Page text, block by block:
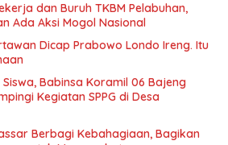
dan Buruh TKBM Pelabuhan,
Ada Aksi Mogol Nasional
Dicap Prabowo Londo Ireng. Itu
Babinsa Koramil 06 Bajeng
Kegiatan SPPG di Desa
Berbagi Kebahagiaan, Bagikan